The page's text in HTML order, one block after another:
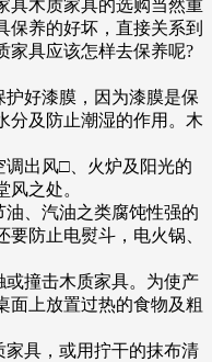
具木质家具的选购当然重
保养的好坏，直接关系到
家具应该怎样去保养呢?
好漆膜，因为漆膜是保
分及防止潮湿的作用。木
调出风□、火炉及阳光的
之处。
、汽油之类腐饨性强的
防止电熨斗，电火锅、
撞击木质家具。为使产
面上放置过热的食物及粗
具，或用拧干的抹布清